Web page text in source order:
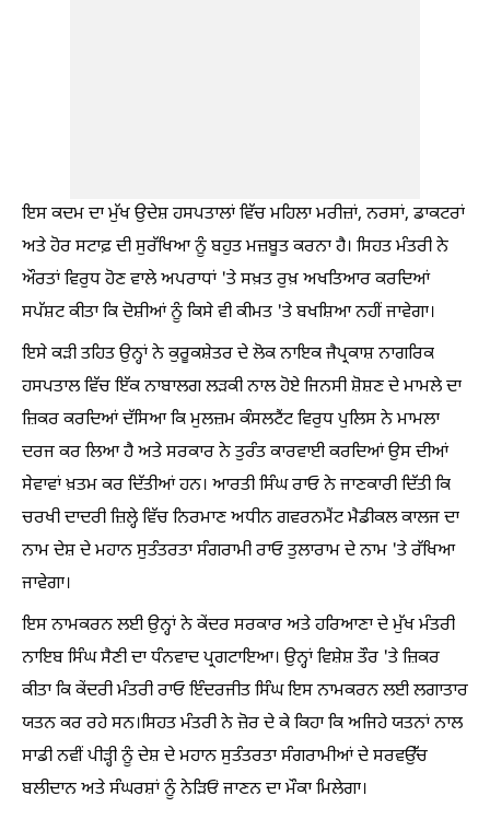
ਇਸ ਕਦਮ ਦਾ ਮੁੱਖ ਉਦੇਸ਼ ਹਸਪਤਾਲਾਂ ਵਿੱਚ ਮਹਿਲਾ ਮਰੀਜ਼ਾਂ, ਨਰਸਾਂ, ਡਾਕਟਰਾਂ
ਅਤੇ ਹੋਰ ਸਟਾਫ਼ ਦੀ ਸੁਰੱਖਿਆ ਨੂੰ ਬਹੁਤ ਮਜ਼ਬੂਤ ਕਰਨਾ ਹੈ। ਸਿਹਤ ਮੰਤਰੀ ਨੇ
ਔਰਤਾਂ ਵਿਰੁਧ ਹੋਣ ਵਾਲੇ ਅਪਰਾਧਾਂ 'ਤੇ ਸਖ਼ਤ ਰੁਖ਼ ਅਖਤਿਆਰ ਕਰਦਿਆਂ
ਸਪੱਸ਼ਟ ਕੀਤਾ ਕਿ ਦੋਸ਼ੀਆਂ ਨੂੰ ਕਿਸੇ ਵੀ ਕੀਮਤ 'ਤੇ ਬਖਸ਼ਿਆ ਨਹੀਂ ਜਾਵੇਗਾ।
ਇਸੇ ਕੜੀ ਤਹਿਤ ਉਨ੍ਹਾਂ ਨੇ ਕੁਰੂਕਸ਼ੇਤਰ ਦੇ ਲੋਕ ਨਾਇਕ ਜੈਪ੍ਰਕਾਸ਼ ਨਾਗਰਿਕ
ਹਸਪਤਾਲ ਵਿੱਚ ਇੱਕ ਨਾਬਾਲਗ ਲੜਕੀ ਨਾਲ ਹੋਏ ਜਿਨਸੀ ਸ਼ੋਸ਼ਣ ਦੇ ਮਾਮਲੇ ਦਾ
ਜ਼ਿਕਰ ਕਰਦਿਆਂ ਦੱਸਿਆ ਕਿ ਮੁਲਜ਼ਮ ਕੰਸਲਟੈਂਟ ਵਿਰੁਧ ਪੁਲਿਸ ਨੇ ਮਾਮਲਾ
ਦਰਜ ਕਰ ਲਿਆ ਹੈ ਅਤੇ ਸਰਕਾਰ ਨੇ ਤੁਰੰਤ ਕਾਰਵਾਈ ਕਰਦਿਆਂ ਉਸ ਦੀਆਂ
ਸੇਵਾਵਾਂ ਖ਼ਤਮ ਕਰ ਦਿੱਤੀਆਂ ਹਨ। ਆਰਤੀ ਸਿੰਘ ਰਾਓ ਨੇ ਜਾਣਕਾਰੀ ਦਿੱਤੀ ਕਿ
ਚਰਖੀ ਦਾਦਰੀ ਜ਼ਿਲ੍ਹੇ ਵਿੱਚ ਨਿਰਮਾਣ ਅਧੀਨ ਗਵਰਨਮੈਂਟ ਮੈਡੀਕਲ ਕਾਲਜ ਦਾ
ਨਾਮ ਦੇਸ਼ ਦੇ ਮਹਾਨ ਸੁਤੰਤਰਤਾ ਸੰਗਰਾਮੀ ਰਾਓ ਤੁਲਾਰਾਮ ਦੇ ਨਾਮ 'ਤੇ ਰੱਖਿਆ
ਜਾਵੇਗਾ।
ਇਸ ਨਾਮਕਰਨ ਲਈ ਉਨ੍ਹਾਂ ਨੇ ਕੇਂਦਰ ਸਰਕਾਰ ਅਤੇ ਹਰਿਆਣਾ ਦੇ ਮੁੱਖ ਮੰਤਰੀ
ਨਾਇਬ ਸਿੰਘ ਸੈਣੀ ਦਾ ਧੰਨਵਾਦ ਪ੍ਰਗਟਾਇਆ। ਉਨ੍ਹਾਂ ਵਿਸ਼ੇਸ਼ ਤੌਰ 'ਤੇ ਜ਼ਿਕਰ
ਕੀਤਾ ਕਿ ਕੇਂਦਰੀ ਮੰਤਰੀ ਰਾਓ ਇੰਦਰਜੀਤ ਸਿੰਘ ਇਸ ਨਾਮਕਰਨ ਲਈ ਲਗਾਤਾਰ
ਯਤਨ ਕਰ ਰਹੇ ਸਨ।ਸਿਹਤ ਮੰਤਰੀ ਨੇ ਜ਼ੋਰ ਦੇ ਕੇ ਕਿਹਾ ਕਿ ਅਜਿਹੇ ਯਤਨਾਂ ਨਾਲ
ਸਾਡੀ ਨਵੀਂ ਪੀੜ੍ਹੀ ਨੂੰ ਦੇਸ਼ ਦੇ ਮਹਾਨ ਸੁਤੰਤਰਤਾ ਸੰਗਰਾਮੀਆਂ ਦੇ ਸਰਵਉੱਚ
ਬਲੀਦਾਨ ਅਤੇ ਸੰਘਰਸ਼ਾਂ ਨੂੰ ਨੇੜਿਓਂ ਜਾਣਨ ਦਾ ਮੌਕਾ ਮਿਲੇਗਾ।